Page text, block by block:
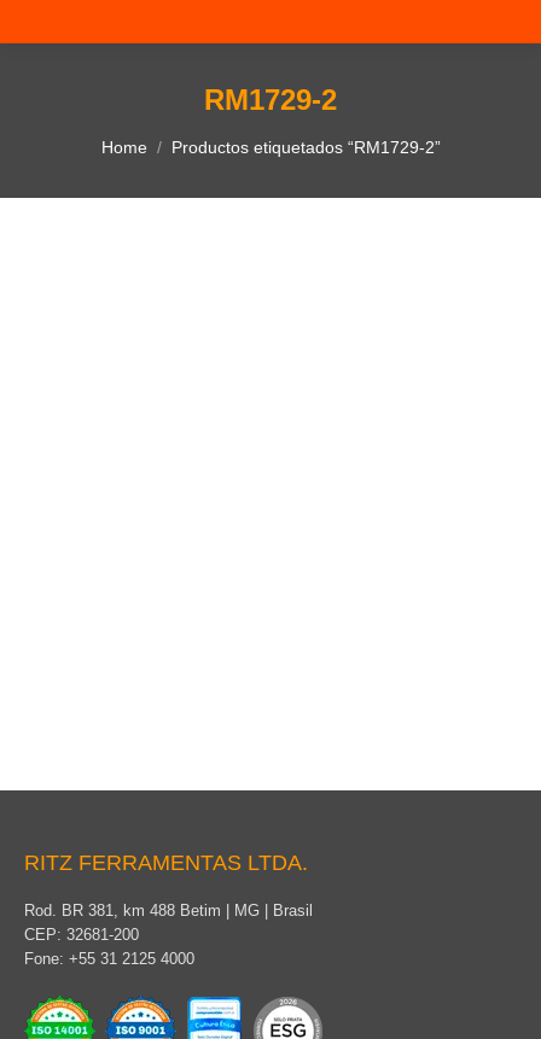
RM1729-2
You are here:
Home Productos etiquetados “RM1729-2”
RITZ FERRAMENTAS LTDA.
Rod. BR 381, km 488 Betim | MG | Brasil
CEP: 32681-200
Fone: +55 31 2125 4000